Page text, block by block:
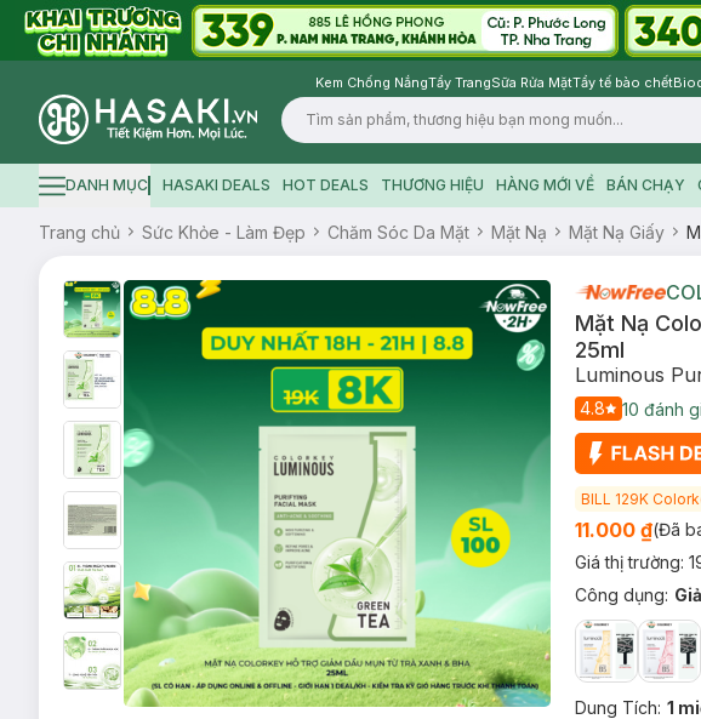
Kem Chống NắngTẩy TrangSữa Rửa MặtTẩy tế bào chết
Logo
Hamburger icon
DANH MỤC HASAKI DEALS HOT DEALS THƯƠNG HIỆU HÀNG MỚI VỀ BÁN CHẠY
Trang chủ Sức Khỏe - Làm Đẹp Chăm Sóc Da Mặt Mặt Nạ Mặt Nạ Giấy
Mặt Nạ
25ml
Luminous
4.8 10 đánh
11.000 ₫(Đã
Giá thị trường:
Công dụng:
Dung Tích: 1